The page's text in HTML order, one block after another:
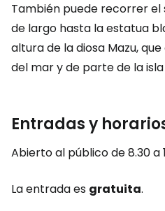
También puede recorrer
de largo hasta la estatua
altura de la diosa Mazu,
del mar y de parte de la isla
Entradas y
Abierto al público de 8.30 a
La entrada es gratuita.